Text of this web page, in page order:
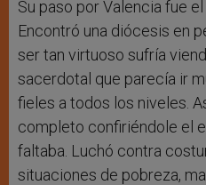
Su paso por Valencia fue
Encontró una diócesis en
ser tan virtuoso sufría
sacerdotal que parecía ir
fieles a todos los niveles.
completo confiriéndole el
faltaba. Luchó contra
situaciones de pobreza,